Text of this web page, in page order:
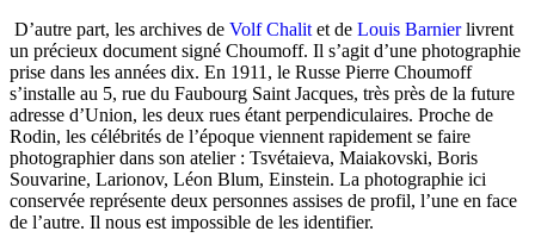
D’autre part, les archives de Volf Chalit et de Louis Barnierlivrent
un précieux document signé Choumoff. Il s’agit d’une photographie
prise dans les années dix. En 1911, le Russe Pierre Choumoff
s’installe au 5, rue du Faubourg Saint Jacques, très près de la future
adresse d’Union, les deux rues étant perpendiculaires. Proche de
Rodin, les célébrités de l’époque viennent rapidement se faire
photographier dans son atelier : Tsvétaieva, Maiakovski, Boris
Souvarine, Larionov, Léon Blum, Einstein. La photographie ici
conservée représente deux personnes assises de profil, l’une en face
de l’autre. Il nous est impossible de les identifier.